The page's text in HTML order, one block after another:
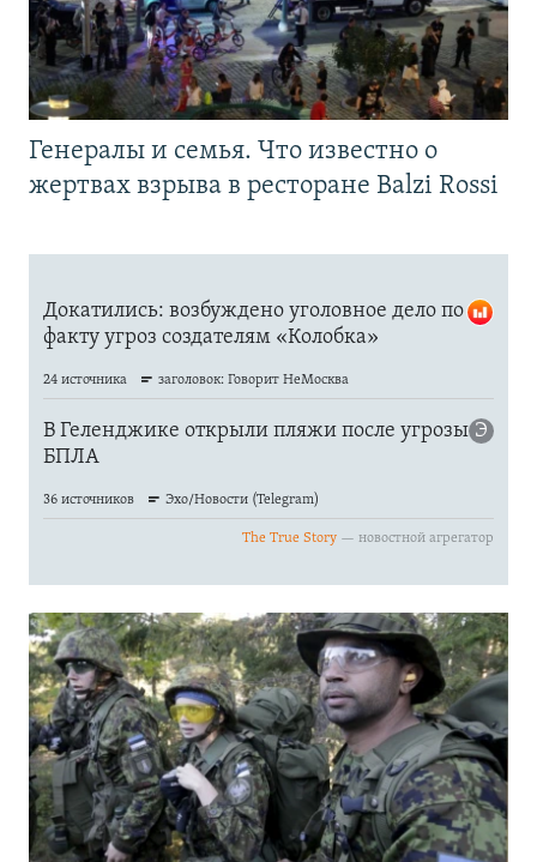
Генералы и семья. Что известно о
жертвах взрыва в ресторане Balzi Rossi